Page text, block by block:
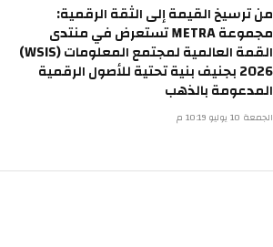
من ترسيخ القيمة إلى الثقة الرقمية:
مجموعة METRA تستعرض في منتدى
القمة العالمية لمجتمع المعلومات (WSIS)
2026 بجنيف بنية تحتية للأصول الرقمية
المدعومة بالذهب
الجمعة 10 يوليو 10:19 م